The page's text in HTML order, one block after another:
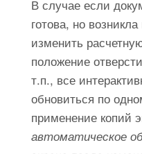
В случае если
готова, но
изменить
положение
т.п., все
обновиться по
применение копий
автоматическое